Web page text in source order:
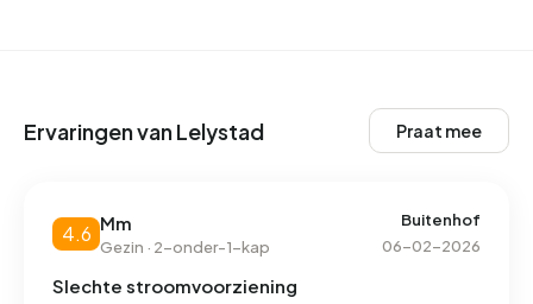
Ervaringen van Lelystad Praat mee
4.6 Mm
Gezin · 2-onder-1-kap
Buitenhof
06-02-2026
Slechte stroomvoorziening